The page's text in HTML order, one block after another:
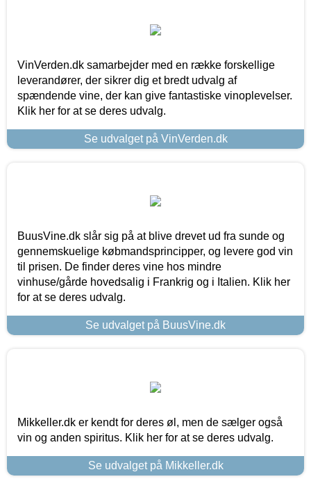
VinVerden.dk samarbejder med en række forskellige
leverandører, der sikrer dig et bredt udvalg af
spændende vine, der kan give fantastiske vinoplevelser.
Klik her for at se deres udvalg.
Se udvalget på VinVerden.dk
BuusVine.dk slår sig på at blive drevet ud fra sunde og
gennemskuelige købmandsprincipper, og levere god vin
til prisen. De finder deres vine hos mindre
vinhuse/gårde hovedsalig i Frankrig og i Italien. Klik her
for at se deres udvalg.
Se udvalget på BuusVine.dk
Mikkeller.dk er kendt for deres øl, men de sælger også
vin og anden spiritus. Klik her for at se deres udvalg.
Se udvalget på Mikkeller.dk